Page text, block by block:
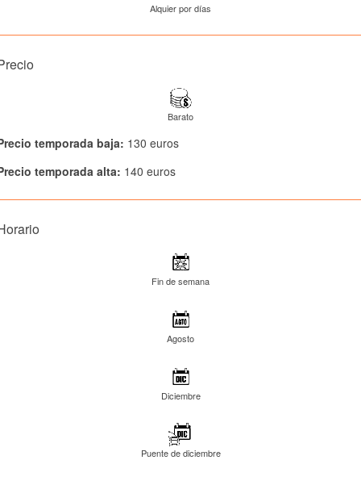
Alquier por días
Barato
temporada baja: 130 euros
temporada alta: 140 euros
Fin de semana
Agosto
Diciembre
Puente de diciembre